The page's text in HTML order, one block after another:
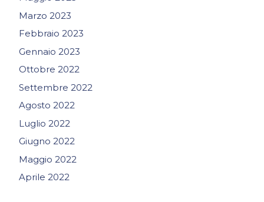
Marzo 2023
Febbraio 2023
Gennaio 2023
Ottobre 2022
Settembre 2022
Agosto 2022
Luglio 2022
Giugno 2022
Maggio 2022
Aprile 2022